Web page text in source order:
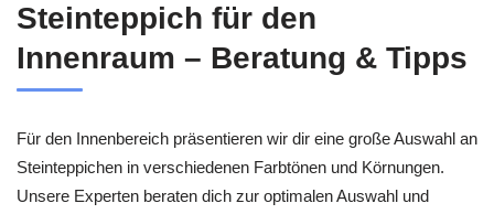
Steinteppich für den
Innenraum – Beratung & Tipps
Für den Innenbereich präsentieren wir dir eine große Auswahl an
Steinteppichen in verschiedenen Farbtönen und Körnungen.
Unsere Experten beraten dich zur optimalen Auswahl und